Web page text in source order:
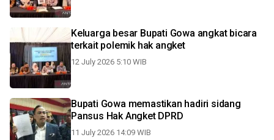
Keluarga besar Bupati Gowa angkat bicara
terkait polemik hak angket
12 July 2026 5:10 WIB
Bupati Gowa memastikan hadiri sidang
Pansus Hak Angket DPRD
11 July 2026 14:09 WIB